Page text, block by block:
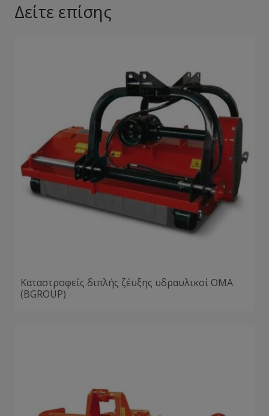
Δείτε επίσης
Καταστροφείς διπλής ζέυξης υδραυλικοί ΟΜΑ
(BGROUP)